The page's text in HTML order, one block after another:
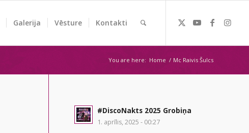
Galerija Vēsture Kontakti
You are here: Home / Mc Raivis Šulcs
#DiscoNakts 2025 Grobiņa
1. aprīlis, 2025 - 00:27